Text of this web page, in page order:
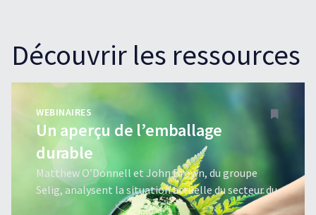
Découvrir les ressources
WEBINAIRES
Un aperçu de l’emballage
durable
Matthew O’Donnell et John Brown, du groupe
Selig, analysent la situation actuelle du secteur du
recyclage et l’avenir de l’emballage durable.